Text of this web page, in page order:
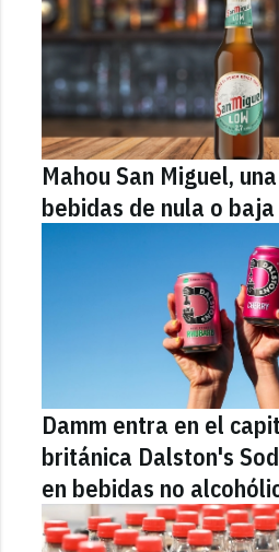
Mahou San Miguel,
bebidas de nula o
Damm entra en el
británica Dalston's
en bebidas no